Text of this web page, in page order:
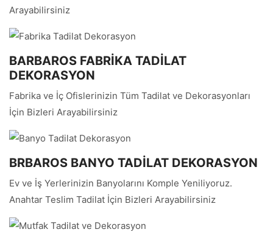
Arayabilirsiniz
BARBAROS FABRİKA TADİLAT
DEKORASYON
Fabrika ve İç Ofislerinizin Tüm Tadilat ve Dekorasyonları
İçin Bizleri Arayabilirsiniz
BRBAROS BANYO TADİLAT DEKORASYON
Ev ve İş Yerlerinizin Banyolarını Komple Yeniliyoruz.
Anahtar Teslim Tadilat İçin Bizleri Arayabilirsiniz